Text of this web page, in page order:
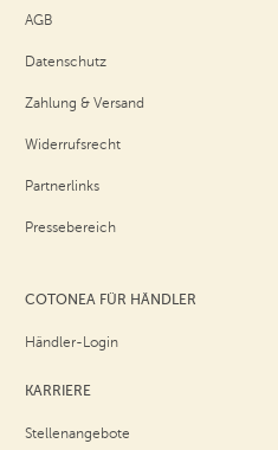
AGB
Datenschutz
Zahlung & Versand
Widerrufsrecht
Partnerlinks
Pressebereich
COTONEA FÜR HÄNDLER
Händler-Login
KARRIERE
Stellenangebote